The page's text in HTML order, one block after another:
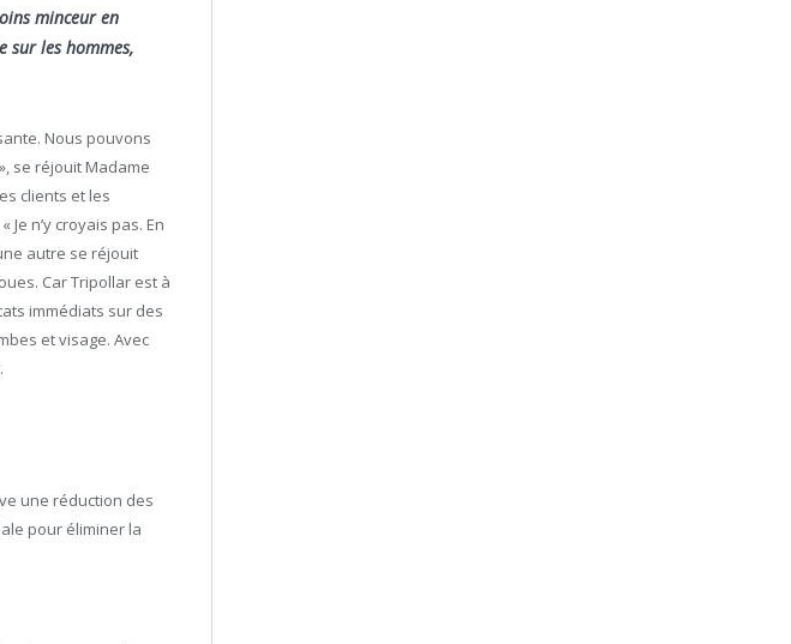
minceur en
sur les hommes,
Nous pouvons
se réjouit Madame
clients et les
n’y croyais pas. En
autre se réjouit
Car Tripollar est à
immédiats sur des
et visage. Avec
une réduction des
pour éliminer la